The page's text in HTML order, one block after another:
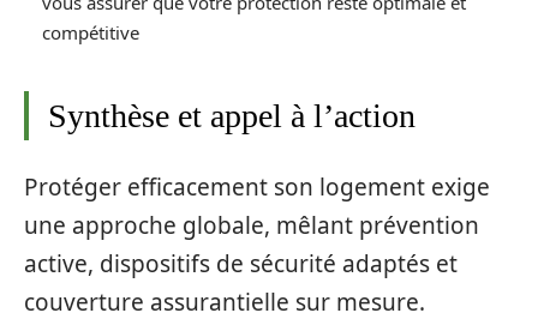
compétitive
Synthèse et appel à l’action
Protéger efficacement son logement exige
une approche globale, mêlant prévention
active, dispositifs de sécurité adaptés et
couverture assurantielle sur mesure.